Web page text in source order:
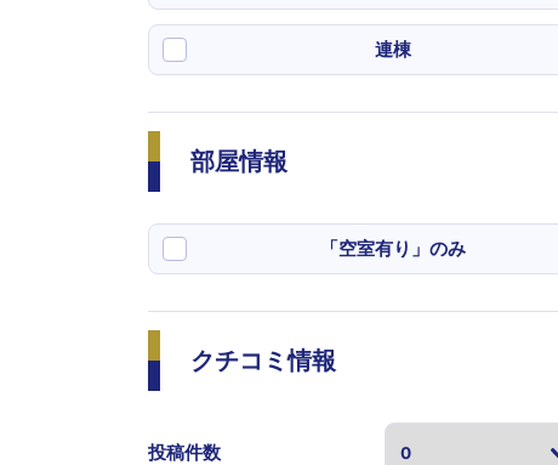
連棟
部屋情報
「空室有り」のみ
クチコミ情報
投稿件数